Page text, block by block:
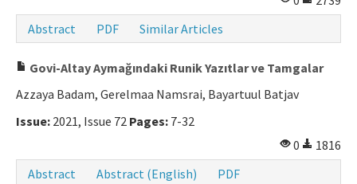
Abstract
PDF Similar Articles
Govi-Altay Aymağındaki Runik Yazıtlar ve Tamgalar
Azzaya Badam, Gerelmaa Namsrai, Bayartuul Batjav
Issue: 2021, Issue 72 Pages: 7-32
0
1816
Abstract
Abstract (English)
PDF